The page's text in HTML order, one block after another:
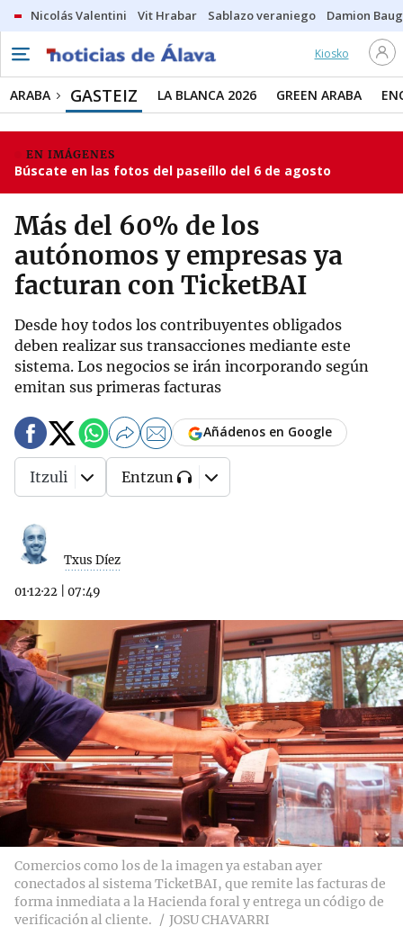
Nicolás Valentini Vit Hrabar Sablazo veraniego Damion
Kiosko
ARABA GASTEIZ LA BLANCA 2026 GREEN ARABA
EN IMÁGENES
Búscate en las fotos del paseíllo del 6 de agosto
Más del 60% de los
autónomos y empresas ya
facturan con TicketBAI
Desde hoy todos los contribuyentes obligados
deben realizar sus transacciones mediante este
sistema. Los negocios se irán incorporando según
emitan sus primeras facturas
Txus Díez
01·12·22 07:49
Añádenos en Google
Itzuli Entzun
Comercios como los de la imagen ya estaban ayer
conectados al sistema TicketBAI, que remite las facturas de
forma inmediata a la Hacienda foral y entrega un código de
verificación al cliente.
JOSU CHAVARRI